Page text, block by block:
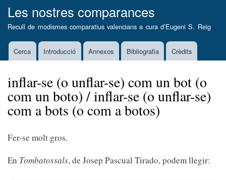
al
contingut
Les nostres comparances
Recull de modismes comparatius valencians a cura d’Eugeni S. Reig
MainCerca Introducció Annexos Bibliografia Crèdits
inflar-se (o unflar-se) com un bot (o
com un boto) / inflar-se (o unflar-se)
com a bots (o com a botos)
Fer-se molt gros.
En Tombatossals, de Josep Pascual Tirado, podem llegir: